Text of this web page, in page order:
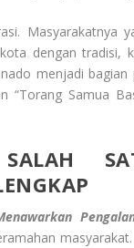
Masyarakatnya
dengan tradisi,
menjadi
Samua